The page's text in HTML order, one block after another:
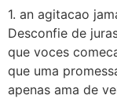
1. an agitacao
Desconfie de
que voces
que uma
apenas ama de